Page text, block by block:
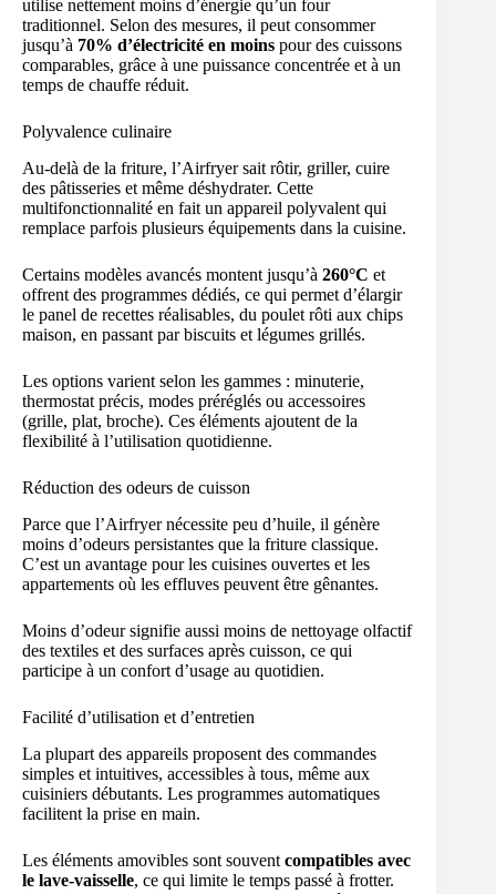
utilise nettement moins d’énergie qu’un four
traditionnel. Selon des mesures, il peut consommer
jusqu’à 70% d’électricité en moins pour des cuissons
comparables, grâce à une puissance concentrée et à un
temps de chauffe réduit.
Polyvalence culinaire
Au-delà de la friture, l’Airfryer sait rôtir, griller, cuire
des pâtisseries et même déshydrater. Cette
multifonctionnalité en fait un appareil polyvalent qui
remplace parfois plusieurs équipements dans la cuisine.
Certains modèles avancés montent jusqu’à 260°C et
offrent des programmes dédiés, ce qui permet d’élargir
le panel de recettes réalisables, du poulet rôti aux chips
maison, en passant par biscuits et légumes grillés.
Les options varient selon les gammes : minuterie,
thermostat précis, modes préréglés ou accessoires
(grille, plat, broche). Ces éléments ajoutent de la
flexibilité à l’utilisation quotidienne.
Réduction des odeurs de cuisson
Parce que l’Airfryer nécessite peu d’huile, il génère
moins d’odeurs persistantes que la friture classique.
C’est un avantage pour les cuisines ouvertes et les
appartements où les effluves peuvent être gênantes.
Moins d’odeur signifie aussi moins de nettoyage olfactif
des textiles et des surfaces après cuisson, ce qui
participe à un confort d’usage au quotidien.
Facilité d’utilisation et d’entretien
La plupart des appareils proposent des commandes
simples et intuitives, accessibles à tous, même aux
cuisiniers débutants. Les programmes automatiques
facilitent la prise en main.
Les éléments amovibles sont souvent compatibles avec
le lave-vaisselle, ce qui limite le temps passé à frotter.